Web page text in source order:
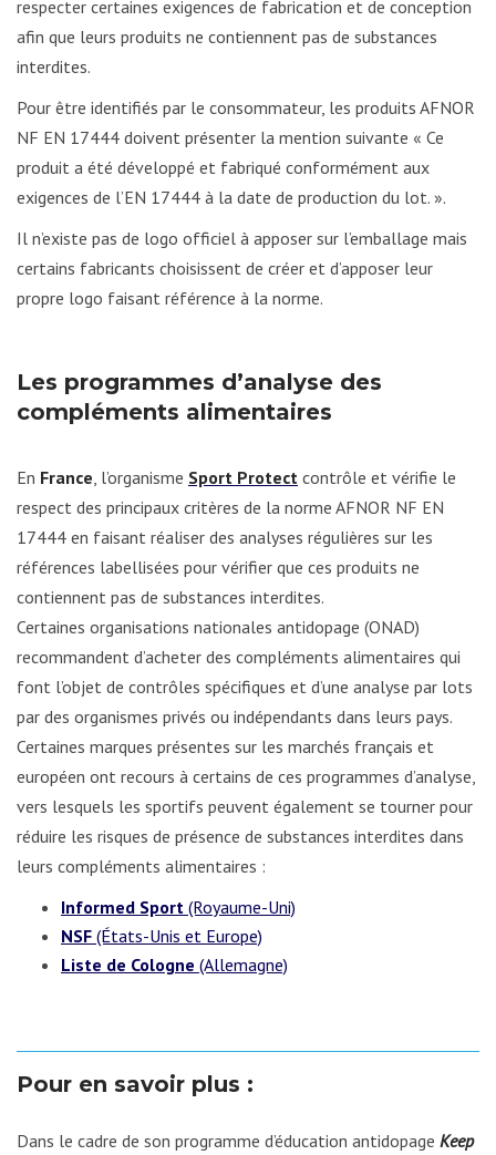
respecter certaines exigences de fabrication et de conception
afin que leurs produits ne contiennent pas de substances
interdites.
Pour être identifiés par le consommateur, les produits AFNOR
NF EN 17444 doivent présenter la mention suivante « Ce
produit a été développé et fabriqué conformément aux
exigences de l’EN 17444 à la date de production du lot. ».
Il n’existe pas de logo officiel à apposer sur l’emballage mais
certains fabricants choisissent de créer et d’apposer leur
propre logo faisant référence à la norme.
Les programmes d’analyse des
compléments alimentaires
En France, l’organisme Sport Protect contrôle et vérifie le
respect des principaux critères de la norme AFNOR NF EN
17444 en faisant réaliser des analyses régulières sur les
références labellisées pour vérifier que ces produits ne
contiennent pas de substances interdites.
Certaines organisations nationales antidopage (ONAD)
recommandent d’acheter des compléments alimentaires qui
font l’objet de contrôles spécifiques et d’une analyse par lots
par des organismes privés ou indépendants dans leurs pays.
Certaines marques présentes sur les marchés français et
européen ont recours à certains de ces programmes d’analyse,
vers lesquels les sportifs peuvent également se tourner pour
réduire les risques de présence de substances interdites dans
leurs compléments alimentaires :
Informed Sport (Royaume-Uni)
NSF (États-Unis et Europe)
Liste de Cologne (Allemagne)
Pour en savoir plus :
Dans le cadre de son programme d’éducation antidopage Keep